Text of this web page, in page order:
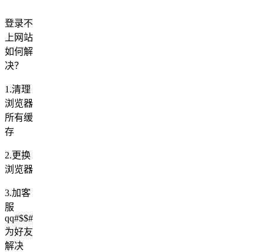
登录不
上网站
如何解
决？
1.清理
浏览器
所有缓
存
2.更换
浏览器
3.加客
服
qq#$$#
为好友
解决